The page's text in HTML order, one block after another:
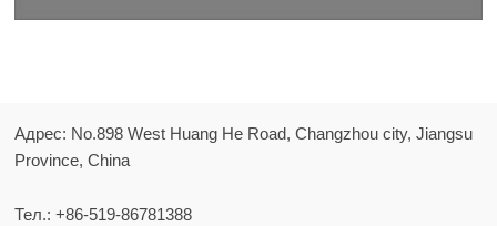
Адрес: No.898 West Huang He Road, Changzhou city, Jiangsu
Province, China
Тел.:+86-519-86781388